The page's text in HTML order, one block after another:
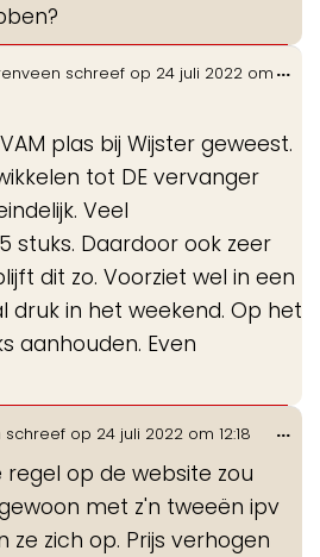
schreef op 24 juli 2022 om
plas bij Wijster geweest.
tot DE vervanger
Veel
stuks. Daardoor ook zeer
dit zo. Voorziet wel in een
druk in het weekend. Op het
aanhouden. Even
...
schreef op 24 juli 2022 om 12:18
regel op de website zou
met z'n tweeën ipv
ze zich op. Prijs verhogen
...